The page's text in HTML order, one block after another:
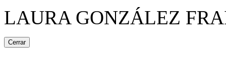
LAURA GONZÁLEZ
Cerrar